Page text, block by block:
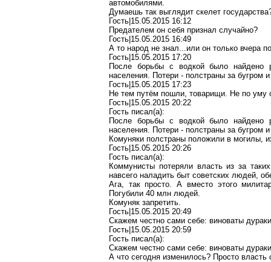
автомобилями.
Думаешь так выглядит скелет
Гость|15.05.2015 16:12
Предателем он себя признал случайно?
Гость|15.05.2015 16:49
А то народ не знал...или он только вчера
Гость|15.05.2015 17:20
После борьбы с водкой было найдено
населения. Потери - полстраны за бугром
Гость|15.05.2015 17:23
Не тем путём пошли, товарищи. Не по уму
Гость|15.05.2015 20:22
Гость писал(a):
После борьбы с водкой было найдено
населения. Потери - полстраны за бугром
Комуняки полстраны положили в могилы,
Гость|15.05.2015 20:26
Гость писал(a):
Коммунисты потеряли власть из за
навсего наладить быт советских людей,
Ага, так просто. А вместо этого
Погубили 40 млн людей.
Комуняк запретить.
Гость|15.05.2015 20:49
Скажем честно сами себе: виноваты
Гость|15.05.2015 20:59
Гость писал(a):
Скажем честно сами себе: виноваты
А что сегодня изменилось? Просто власть